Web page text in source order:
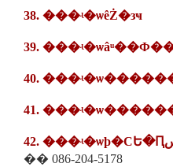
38. ���ʵ�ѡêŻ�зҹ
39.
40.
41.
�� 086-204-5178